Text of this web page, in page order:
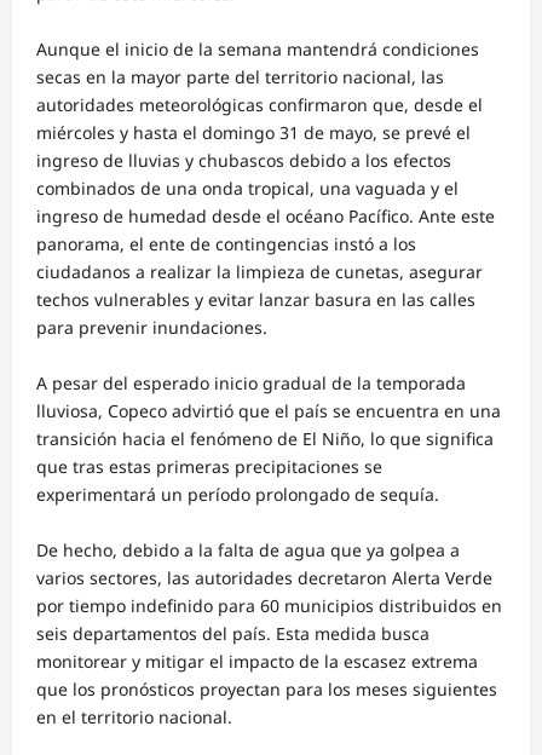
Aunque el inicio de la semana mantendrá condiciones
secas en la mayor parte del territorio nacional, las
autoridades meteorológicas confirmaron que, desde el
miércoles y hasta el domingo 31 de mayo, se prevé el
ingreso de lluvias y chubascos debido a los efectos
combinados de una onda tropical, una vaguada y el
ingreso de humedad desde el océano Pacífico. Ante este
panorama, el ente de contingencias instó a los
ciudadanos a realizar la limpieza de cunetas, asegurar
techos vulnerables y evitar lanzar basura en las calles
para prevenir inundaciones.
A pesar del esperado inicio gradual de la temporada
lluviosa, Copeco advirtió que el país se encuentra en una
transición hacia el fenómeno de El Niño, lo que significa
que tras estas primeras precipitaciones se
experimentará un período prolongado de sequía.
De hecho, debido a la falta de agua que ya golpea a
varios sectores, las autoridades decretaron Alerta Verde
por tiempo indefinido para 60 municipios distribuidos en
seis departamentos del país. Esta medida busca
monitorear y mitigar el impacto de la escasez extrema
que los pronósticos proyectan para los meses siguientes
en el territorio nacional.